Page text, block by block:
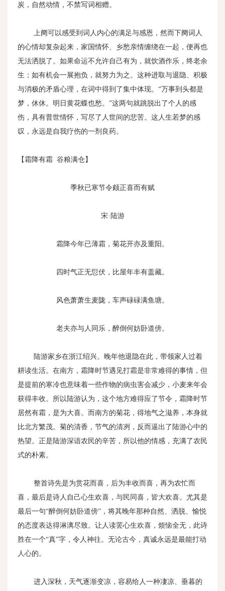
炭，自然动情，不禁写词相赠。
上阕可以感受到词人内心的满足与感恩，然而下阕词人
的心情却复杂起来，家国情怀、乡愁亲情缠绕在一起，便再也
无法洒脱了。如果命运不允许自己有为，就饮酒作乐，终老余
生；如有机会一展抱负，就努力为之。这种进取与退隐、积极
与消极的矛盾心理，在词中得到了集中体现。“万事到头都是
梦，休休。明日黄花蝶也愁。”这两句就跳脱出了个人的感
伤，具有普世情怀，写尽了人世间的悲苦。这人生若梦的感
叹，永远是自我疗伤的一剂良药。
【霜降有霜 谷粮满仓】
季秋已寒节令颇正喜而有赋
宋·陆游
霜降今年已薄霜，菊花开亦及重阳。
四时气正无愆伏，比屋年丰有盖藏。
风色萧萧生麦陇，车声碌碌满鱼塘。
老夫亦与人同乐，醉倒何妨卧道傍。
陆游家乡在浙江绍兴。晚年他退隐在此，带领家人过着
耕读生活。在南方，霜降时节遇见打霜是非常难得的事情，但
是提前的寒冷也意味着一些作物的病虫害会减少，小麦来年会
获得丰收。所以陆游认为，这个地方难得应了节令，霜降时节
居然有霜，是为大喜。而南方的菊花，得地气之滋养，本身就
比北方繁茂。菊的清香，节气的清冽，反而逼出了陆游心中的
热望。正是陆游深谙农民的辛苦，所以他的情感，充满了农民
式的朴素。
整首诗先是为赏花而喜，后为丰收而喜，再为农忙而
喜，最后是诗人自己心生欢喜，与民同喜，皆大欢喜。尤其是
最后一句“醉倒何妨卧道傍”，将其晚年那种自然、洒脱、愉悦
的态度表达得淋漓尽致。让人读罢心生欢喜，烦恼全无，此诗
胜在一个“真”字，令人神往。无论古今，真诚永远是最能打动
人心的。
进入深秋，天气逐渐变凉，容易给人一种凄凉、垂暮的